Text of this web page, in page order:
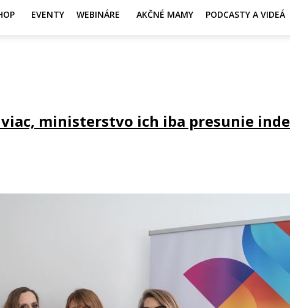
EVENTY WEBINÁRE AKČNÉ MAMY PODCASTY A VIDEÁ
ministerstvo ich iba presunie inde